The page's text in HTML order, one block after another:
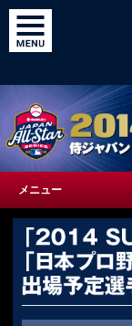
メニュー